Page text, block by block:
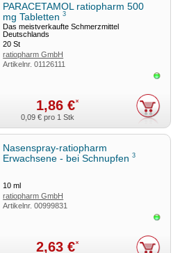
PARACETAMOL ratiopharm 500
mg Tabletten3
Das meistverkaufte Schmerzmittel
Deutschlands
20St
ratiopharm GmbH
Artikelnr.01126111
1,86 €*
0,09 € pro 1 Stk
Nasenspray-ratiopharm
Erwachsene - bei Schnupfen3
10ml
ratiopharm GmbH
Artikelnr.00999831
2,63 €*